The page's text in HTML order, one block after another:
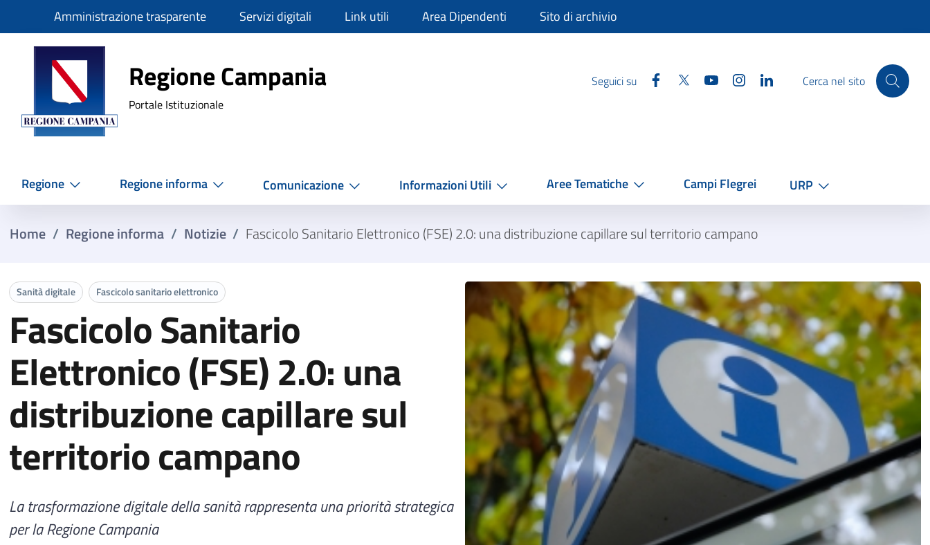
SlimAmministrazione trasparente Servizi digitali Link utili Area Dipendenti Sito di archivio
Regione Campania
Regione Campania
Portale Istituzionale
Seguici su Facebook
Twitter YouTube InstagramLinkedinCerca nel sito
Regione Regione informa Comunicazione Informazioni Utili Aree Tematiche Campi Flegrei URP
Home / Regione informa / Notizie / Fascicolo Sanitario Elettronico (FSE) 2.0: una distribuzione capillare sul territorio campano
Sanità digitale Fascicolo sanitario elettronico
Fascicolo Sanitario
Elettronico (FSE) 2.0: una
distribuzione capillare sul
territorio campano
La trasformazione digitale della sanità rappresenta una priorità strategica
per la Regione Campania